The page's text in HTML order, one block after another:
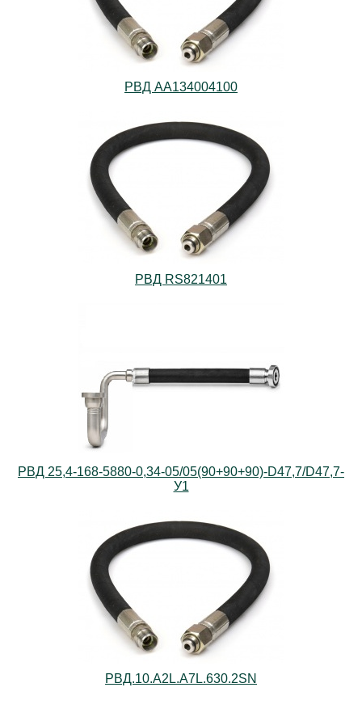
РВД АА134004100
РВД RS821401
РВД 25,4-168-5880-0,34-05/05(90+90+90)-D47,7/D47,7-
У1
РВД.10.А2L.А7L.630.2SN